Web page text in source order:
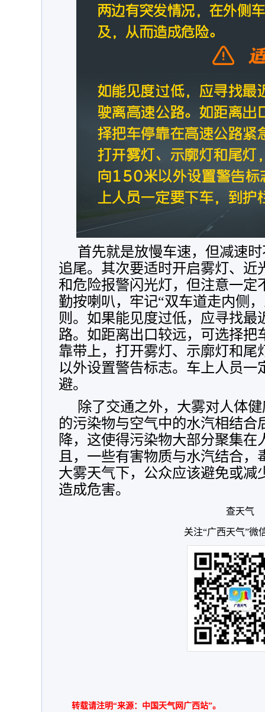
首先就是放慢车速，但减速
追尾。其次要适时开启雾灯、近
和危险报警闪光灯，但注意一定
勤按喇叭，牢记“双车道走内侧
则。如果能见度过低，应寻找最
路。如距离出口较远，可选择把
靠带上，打开雾灯、示廓灯和尾
以外设置警告标志。车上人员一
避。
除了交通之外，大雾对人体
的污染物与空气中的水汽相结合
降，这使得污染物大部分聚集在
且，一些有害物质与水汽结合
大雾天气下，公众应该避免或减
造成危害。
查天气
关注“广西天气”微
转载请注明“来源：中国天气网广西站”。